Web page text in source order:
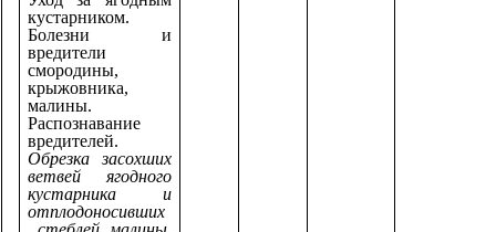
кустарником.
Болезни и
вредители
смородины,
крыжовника,
малины.
Распознавание
вредителей.
Обрезка засохших
ветвей ягодного
кустарника и
отплодоносивших